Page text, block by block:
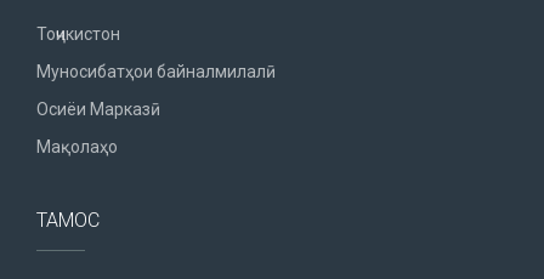
Тоҷикистон
Муносибатҳои байналмилалӣ
Осиёи Марказӣ
Мақолаҳо
ТАМОС